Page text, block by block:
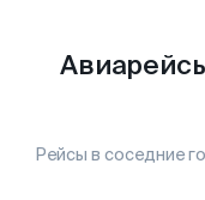
Рейсы в соседние